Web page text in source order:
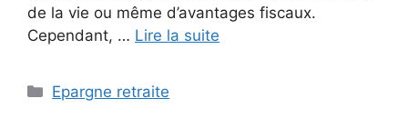
de la vie ou même d’avantages fiscaux.
Cependant, … Lire la suite
Catégories
Epargne retraite